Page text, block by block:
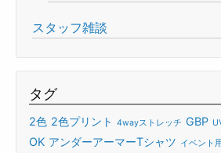
スタッフ雑談
タグ
2色 2色プリント 4wayストレッチ GBP
OK アンダーアーマーTシャツ イベント